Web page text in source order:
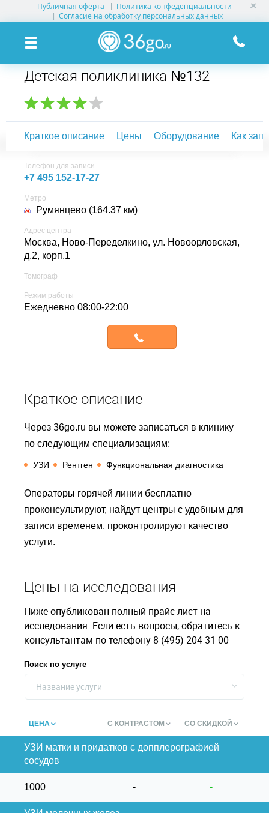
Публичная оферта
Политика конфеденциальности
Согласие на обработку персональных данных
УСЛУГИ КЛИНИК
КЛИНИКИ НА КАРТЕ
ПАМЯТКА ПАЦИЕНТУ
АКЦИИ
О ПРОЕКТЕ
Детская поликлиника №132
Краткое описание Цены Оборудование Как
Телефон для записи
+7 495 152-17-27
Метро
Румянцево (164.37 км)
Адрес центра
Москва, Ново-Переделкино, ул. Новоорловская,
д.2, корп.1
Томограф
Режим работы
ежедневно 08:00-22:00
Краткое описание
Через 36go.ru вы можете записаться в клинику
по следующим специализациям:
УЗИ Рентген Функциональная диагностика
Операторы горячей линии бесплатно
проконсультируют, найдут центры с удобным для
записи временем, проконтролируют качество
услуги.
Цены на исследования
Ниже опубликован полный прайс-лист на
исследования. Если есть вопросы, обратитесь к
консультантам по телефону 8 (495) 204-31-00
Поиск по услуге
Название услуги
ЦЕНА С КОНТРАСТОМ СО СКИДКОЙ
УЗИ матки и придатков с допплерографией
сосудов
1000 - -